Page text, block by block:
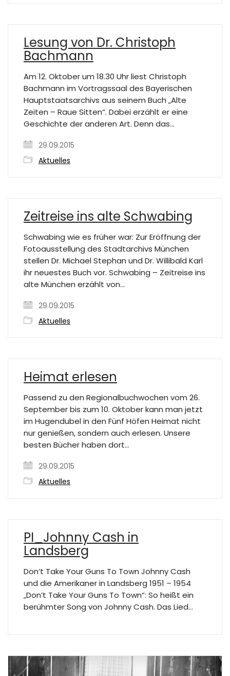
Lesung von Dr. Christoph
Bachmann
Am 12. Oktober um 18.30 Uhr liest Christoph
Bachmann im Vortragssaal des Bayerischen
Hauptstaatsarchivs aus seinem Buch „Alte
Zeiten – Raue Sitten“. Dabei erzählt er eine
Geschichte der anderen Art. Denn das…
29.09.2015
Aktuelles
Zeitreise ins alte Schwabing
Schwabing wie es früher war: Zur Eröffnung der
Fotoausstellung des Stadtarchivs München
stellen Dr. Michael Stephan und Dr. Willibald Karl
ihr neuestes Buch vor. Schwabing – Zeitreise ins
alte München erzählt von…
29.09.2015
Aktuelles
Heimat erlesen
Passend zu den Regionalbuchwochen vom 26.
September bis zum 10. Oktober kann man jetzt
im Hugendubel in den Fünf Höfen Heimat nicht
nur genießen, sondern auch erlesen. Unsere
besten Bücher haben dort…
29.09.2015
Aktuelles
PI_Johnny Cash in
Landsberg
Don’t Take Your Guns To Town Johnny Cash
und die Amerikaner in Landsberg 1951 – 1954
„Don’t Take Your Guns To Town“: So heißt ein
berühmter Song von Johnny Cash. Das Lied…